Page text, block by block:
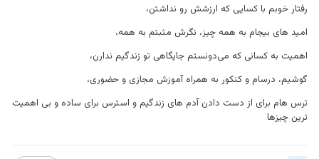
رفتار خوبم با کسایی که ارزشش رو نداشتن،
امید های بیجام به همه چیز، نگرش مثبتم به همه،
اهمیت به کسانی که می‌دونستم جایگاهی تو زندگیم ندارن،
گوشیم، درسام و کنکور به همراه آموزش مجازی و حضوری،
ترس هام برای از دست دادن آدم های زندگیم و استرس برای ساده و بی اهمیت
ترین چیزها